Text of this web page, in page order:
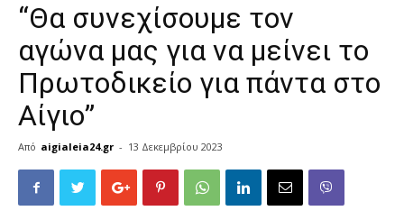
“Θα συνεχίσουμε τον
αγώνα μας για να μείνει το
Πρωτοδικείο για πάντα στο
Αίγιο”
Από aigialeia24.gr - 13 Δεκεμβρίου 2023